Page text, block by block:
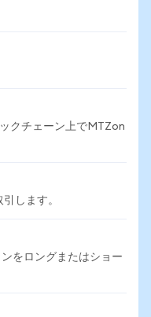
クチェーン上でMTZon
します。
をロングまたはショー